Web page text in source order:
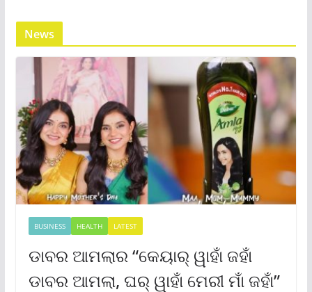
News
BUSINESS HEALTH LATEST
ଡାବର ଆମଲାର “କେୟାର୍ ୱାହାଁ ଜହାଁ
ଡାବର ଆମଲା, ଘର୍ ୱାହାଁ ମେରୀ ମାଁ ଜହାଁ”